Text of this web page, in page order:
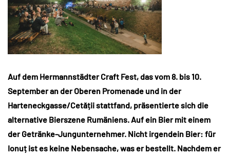
Auf dem Hermannstädter Craft Fest, das vom 8. bis 10.
September an der Oberen Promenade und in der
Harteneckgasse/Cetății stattfand, präsentierte sich die
alternative Bierszene Rumäniens. Auf ein Bier mit einem
der Getränke-Jungunternehmer. Nicht irgendein Bier: für
Ionuț ist es keine Nebensache, was er bestellt. Nachdem er